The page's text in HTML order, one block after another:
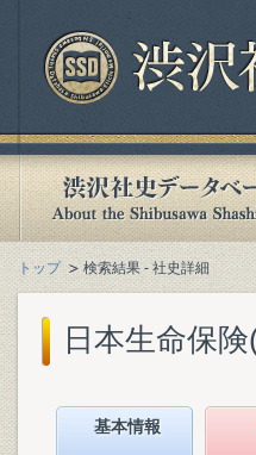
トップ 検索結果 - 社史詳細
日本生命保
基本情報